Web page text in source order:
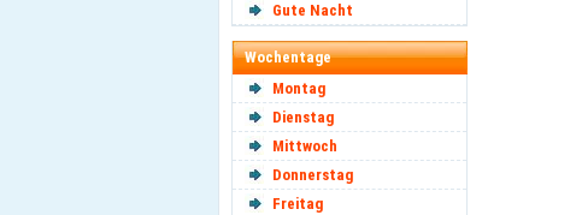
Gute Nacht
Wochentage
Montag
Dienstag
Mittwoch
Donnerstag
Freitag